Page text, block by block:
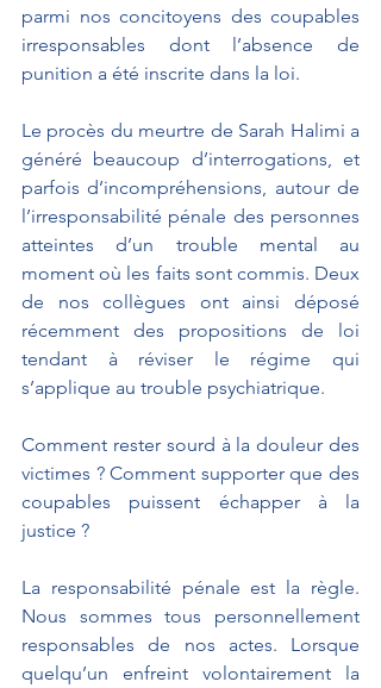
parmi nos concitoyens des coupables
irresponsables dont l’absence de
punition a été inscrite dans la loi.
Le procès du meurtre de Sarah Halimi a
généré beaucoup d’interrogations, et
parfois d’incompréhensions, autour de
l’irresponsabilité pénale des personnes
atteintes d’un trouble mental au
moment où les faits sont commis. Deux
de nos collègues ont ainsi déposé
récemment des propositions de loi
tendant à réviser le régime qui
s’applique au trouble psychiatrique.
Comment rester sourd à la douleur des
victimes ? Comment supporter que des
coupables puissent échapper à la
justice ?
La responsabilité pénale est la règle.
Nous sommes tous personnellement
responsables de nos actes. Lorsque
quelqu’un enfreint volontairement la